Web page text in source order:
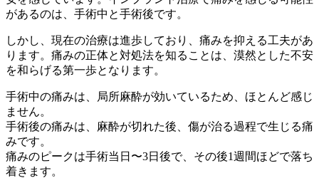
があるのは、手術中と手術後です。
しかし、現在の治療は進歩しており、痛みを抑える工夫があ
ります。痛みの正体と対処法を知ることは、漠然とした不安
を和らげる第一歩となります。
手術中の痛みは、局所麻酔が効いているため、ほとんど感じ
ません。
手術後の痛みは、麻酔が切れた後、傷が治る過程で生じる痛
みです。
痛みのピークは手術当日〜3日後で、その後1週間ほどで落ち
着きます。